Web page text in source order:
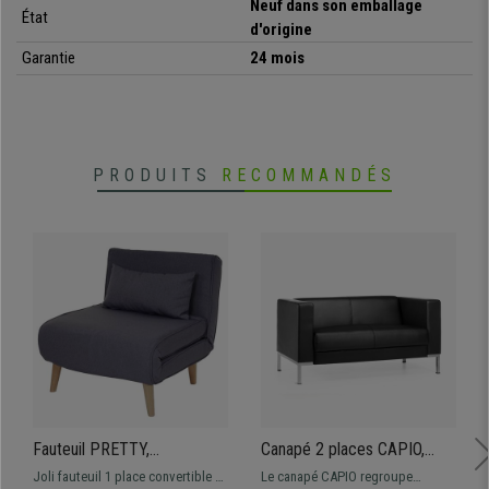
État
Neuf dans son emballage
d'origine
Garantie
24 mois
PRODUITS RECOMMANDÉS
Fauteuil PRETTY,
Convertible en Lit,
Joli fauteuil 1 place convertible en
Canapé 2 places CAPIO,
Design Elégant, Grand
Le canapé CAPIO regroupe